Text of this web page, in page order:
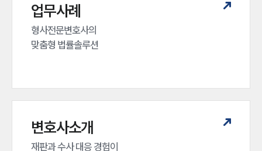
업무사례
형사전문변호사의
맞춤형 법률솔루션
변호사소개
재판과 수사 대응 경험이